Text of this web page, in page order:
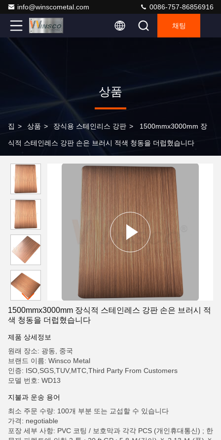
info@winscometal.com 0086-757-86856916
채팅
상품
집 > 상품 > 장식용 스테인리스 강판 > 1500mmx3000mm 장
식적 스테인레스 강판 손은 브러시 적색 청동을 더럽혔습니다
1500mmx3000mm 장식적 스테인레스 강판 손은 브러시 적
색 청동을 더럽혔습니다
제품 상세정보
원래 장소: 광동, 중국
브랜드 이름: Winsco Metal
인증: ISO,SGS,TUV,MTC,Third Party From Customers
모델 번호: WD13
지불과 운송 용어
최소 주문 수량: 100개 부분 또는 교섭할 수 있습니다
가격: negotiable
포장 세부 사항: PVC 코팅 / 보호막과 각각 PCS (개인휴대통신) ; 한